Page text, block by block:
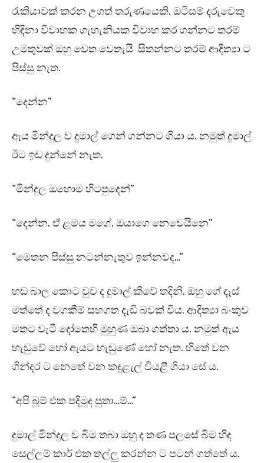
රැකියාවක් කරන උගත් තරුණයෙකි. ඔටිසම් දරුවෙකු
හිඳිනා විවාහක ගැහැනියක විවාහ කර ගන්නට තරම්
උමතුවක් ඔහු වෙත වෙතැයි සිතන්නට තරම් ආදිත්‍යා ට
පිස්සු නැත.
“දෙන්න”
ඇය මින්දුල ව දුමාල් ගෙන් ගන්නට ගියා ය. නමුත් දුමාල්
ඊට ඉඩ දුන්නේ නැත.
“මින්දුල ඔහොම හිටපුදෙන්”
“දෙන්න. ඒ ළමය මගේ. ඔයාගෙ නෙවෙයිනෙ”
“මෙතන පිස්සු නටන්නැතුව ඉන්නවද…”
හඬ බාල කොට වුව ද දුමාල් කීවේ තදිනි. ඔහු ගේ දෑස්
මත්තේ ද වගකීම් සහගත දැඩි බවක් විය. ආදිත්‍යා බංකුව
මතට වැටී දෝතෙහි මුහුණ ඔබා ගත්තා ය. නමුත් ඇය
හැඬුවේ හෝ ඇයට හැඬුණේ හෝ නැත. හිතේ වන
ගින්දර ට නෙතේ වන කඳුළැල් වියළී ගියා සේ ය.
“අපි බූම් එක පදිමුද පුතා…ම්…”
දුමාල් මින්දුල ව බිම තබා ඔහු ද තණ පලසේ බිම හිඳ
සෙල්ලම් කාර් එක තල්ලු කරන්න ට පටන් ගත්තේ ය.